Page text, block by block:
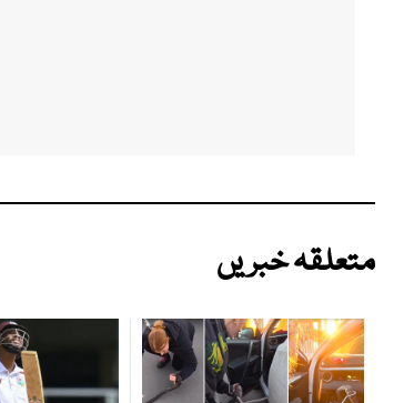
متعلقہ خبریں